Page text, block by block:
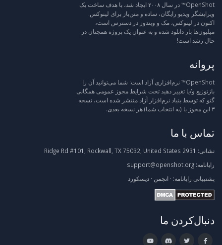
OpenShot™ در سال ۲۰۰۸ ایجاد شد، با هدف ساخت یک
ویرایشگر ویدیو رایگان، ساده و متن‌باز برای لینوکس.
اکنون در لینوکس، مک و ویندوز در دسترس است،
میلیون‌ها بار دانلود شده و به عنوان یک پروژه همچنان در
حال رشد است!
پروانه
OpenShot™ نرم‌افزاری آزاد است: شما می‌توانید آن را
بازتوزیع و/یا تغییر دهید تحت شرایط مجوز عمومی همگانی
گنو که توسط بنیاد نرم‌افزار آزاد منتشر شده است، نسخه
۳ این مجوز یا (به انتخاب شما) هر نسخه بعدی.
تماس با ما
نشانی:
رایانامه: support@openshot.org
پشتیبانی رایانامه: · انجمن · دیسکورد
دنبال‌کردن ما